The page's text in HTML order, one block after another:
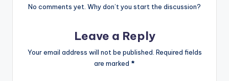
No comments yet. Why don’t you start the discussion?
Leave a Reply
Your email address will not be published. Required fields
are marked *